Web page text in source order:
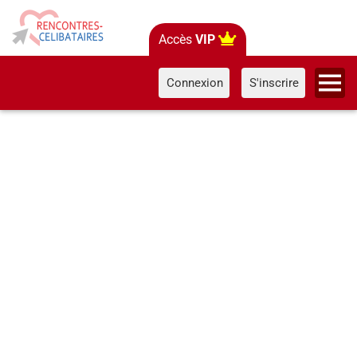
Accès VIP
Connexion S'inscrire